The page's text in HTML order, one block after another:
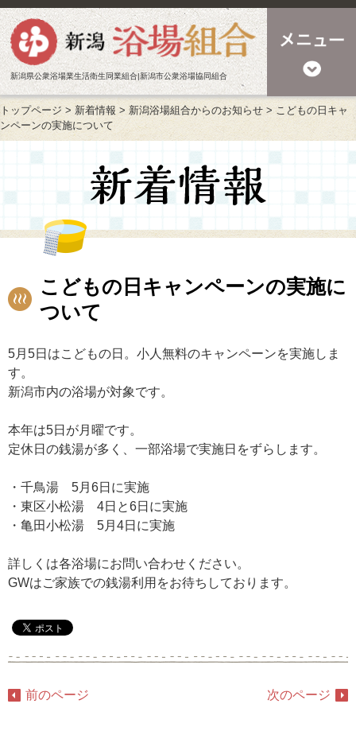
新潟県公衆浴場業生活衛生同業組合|新潟市公衆浴場協同組合
トップページ > 新着情報 > 新潟浴場組合からのお知らせ > こどもの日キャ
ンペーンの実施について
こどもの日キャンペーンの実施に
ついて
5月5日はこどもの日。小人無料のキャンペーンを実施しま
す。
新潟市内の浴場が対象です。
本年は5日が月曜です。
定休日の銭湯が多く、一部浴場で実施日をずらします。
・千鳥湯 5月6日に実施
・東区小松湯 4日と6日に実施
・亀田小松湯 5月4日に実施
詳しくは各浴場にお問い合わせください。
GWはご家族での銭湯利用をお待ちしております。
前のページ 次のページ